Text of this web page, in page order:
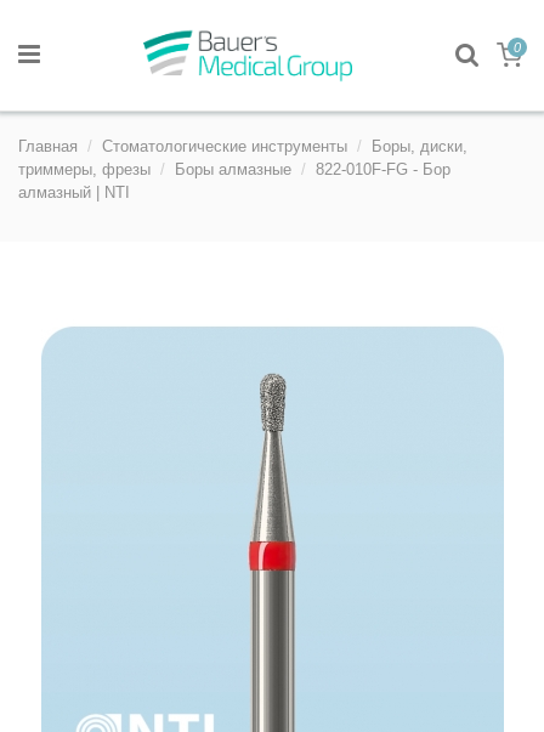
0
Главная Стоматологические инструменты
Боры, диски,
триммеры, фрезы
Боры алмазные
822-010F-FG - Бор
алмазный | NTI